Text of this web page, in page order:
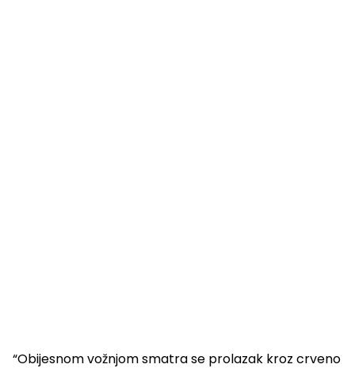
“Obijesnom vožnjom smatra se prolazak kroz crveno